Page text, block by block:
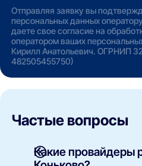
Отправляя заявку вы
персональных данных
даете свое согласие на
оператором ваших
Кирилл Анатольевич. ОГРНИП
482505455750)
Частые вопросы
Какие провайдеры